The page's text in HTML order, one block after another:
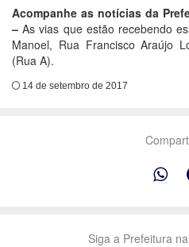
Acompanhe as notícias da
– As vias que estão recebendo
Manoel, Rua Francisco Araújo
(Rua A).
14 de setembro de 2017
Siga a Prefeitura